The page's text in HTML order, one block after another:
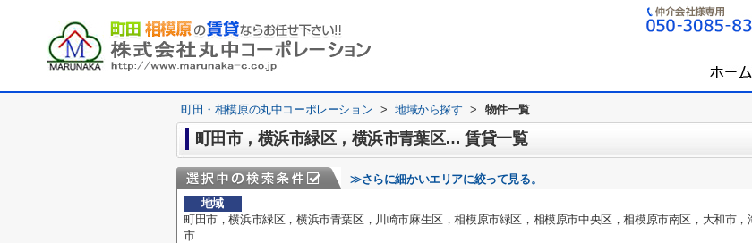
町田・相模原の丸中コーポレーション > 地域から探す > 物件一覧
町田市，横浜市緑区，横浜市青葉区… 賃貸一覧
≫さらに細かいエリアに絞って見る。
地域
町田市，横浜市緑区，横浜市青葉区，川崎市麻生区，相模原市緑区，相模原市中央区，相模原市南区，大和市，
市